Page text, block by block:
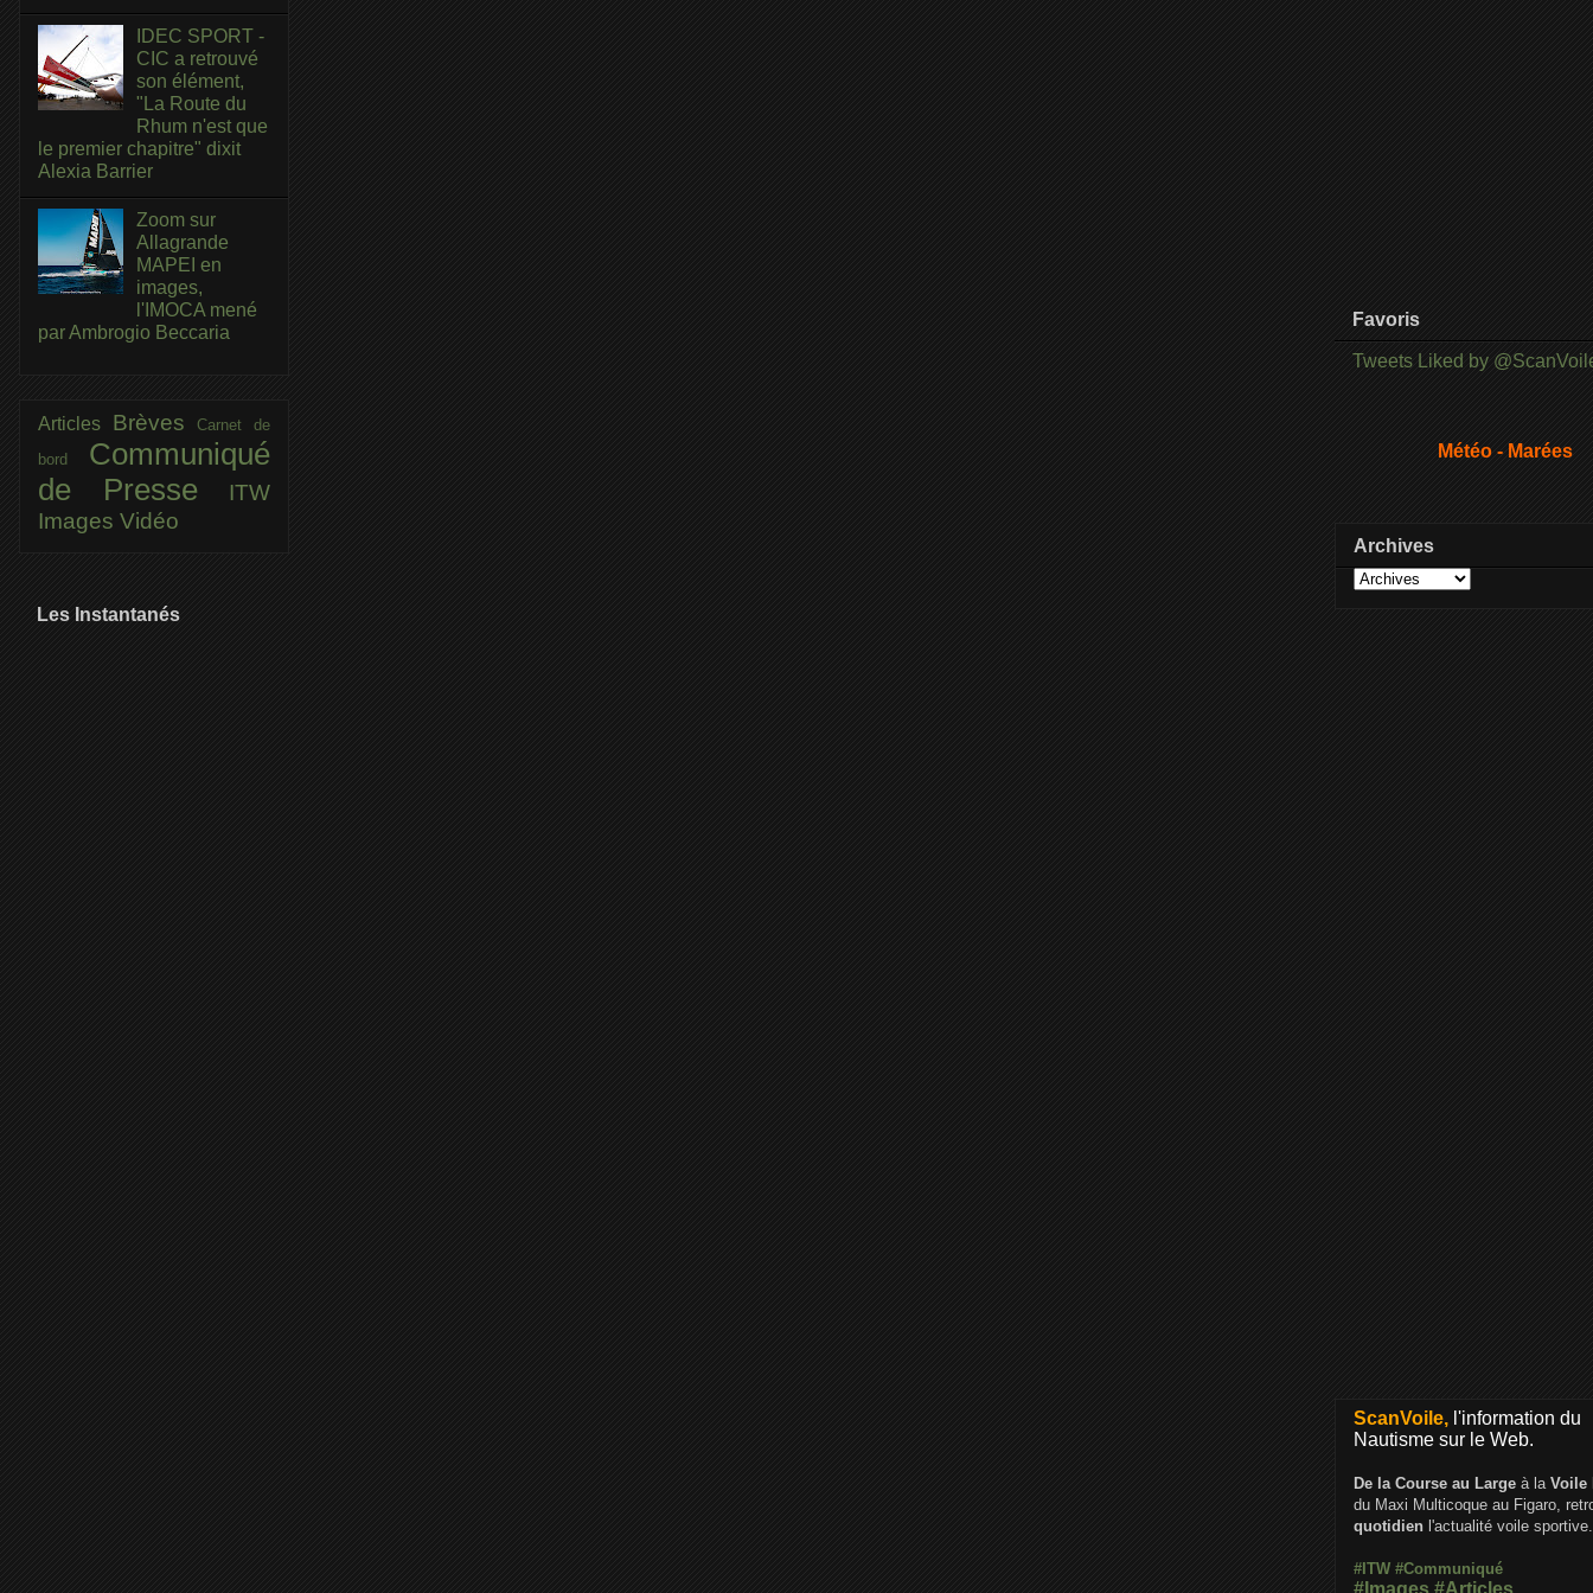
IDEC SPORT -
CIC a retrouvé
son élément,
"La Route du
Rhum n'est que
le premier chapitre" dixit
Alexia Barrier
Zoom sur
Allagrande
MAPEI en
images,
l'IMOCA mené
par Ambrogio Beccaria
Articles BrèvesCarnet de
bord Communiqué
de Presse
ITW
Images Vidéo
Les Instantanés
Favoris
Tweets Liked by
Météo - Marées
Archives
ScanVoile, l'information du
Nautisme sur le Web.
De la Course au Large à la Voile
du Maxi Multicoque au Figaro,
quotidien l'actualité voile sportive.
#ITW #Communiqué
#Images #Articles